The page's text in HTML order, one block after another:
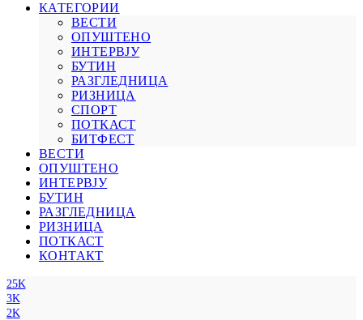
КАТЕГОРИИ
ВЕСТИ
ОПУШТЕНО
ИНТЕРВЈУ
БУТИН
РАЗГЛЕДНИЦА
РИЗНИЦА
СПОРТ
ПОТКАСТ
БИТФЕСТ
ВЕСТИ
ОПУШТЕНО
ИНТЕРВЈУ
БУТИН
РАЗГЛЕДНИЦА
РИЗНИЦА
ПОТКАСТ
КОНТАКТ
25K
3K
2K